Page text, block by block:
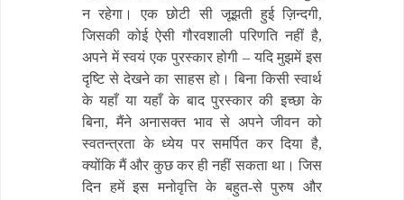
न रहेगा। एक छोटी सी जूझती हुई ज़िन्दगी,
जिसकी कोई ऐसी गौरवशाली परिणति नहीं है,
अपने में स्वयं एक पुरस्कार होगी – यदि मुझमें इस
दृष्टि से देखने का साहस हो। बिना किसी स्वार्थ
के यहाँ या यहाँ के बाद पुरस्कार की इच्छा के
बिना, मैंने अनासक्त भाव से अपने जीवन को
स्वतन्त्रता के ध्येय पर समर्पित कर दिया है,
क्योंकि मैं और कुछ कर ही नहीं सकता था। जिस
दिन हमें इस मनोवृत्ति के बहुत-से पुरुष और